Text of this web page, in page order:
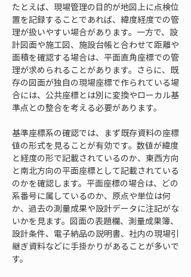
たとえば、現場管理の目的が地図上に点検位
置を記録することであれば、緯度経度での管
理が扱いやすい場合があります。一方で、設
計図面や施工図、施設台帳と合わせて距離や
面積を確認する場合は、平面直角座標での管
理が求められることがあります。さらに、既
存の図面が独自の現場座標で作られている場
合には、公共座標とは別に変換やローカル基
準点との整合を考える必要があります。
基準座標系の確認では、まず既存資料の座標
値の形式を見ることが有効です。数値が緯度
と経度の形で記載されているのか、東西方向
と南北方向の平面座標として記載されている
のかを確認します。平面座標の場合は、どの
系番号に属しているのか、原点や単位は何
か、過去の測量成果や設計データに注記がな
いかを見ます。図面の表題欄、測量成果簿、
設計条件、電子納品の説明書、社内の現場引
継ぎ資料などに手掛かりがあることが多いで
す。